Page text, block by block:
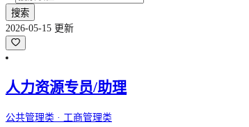
搜索
2026-05-15 更新
人力资源专员/助理
公共管理类 · 工商管理类